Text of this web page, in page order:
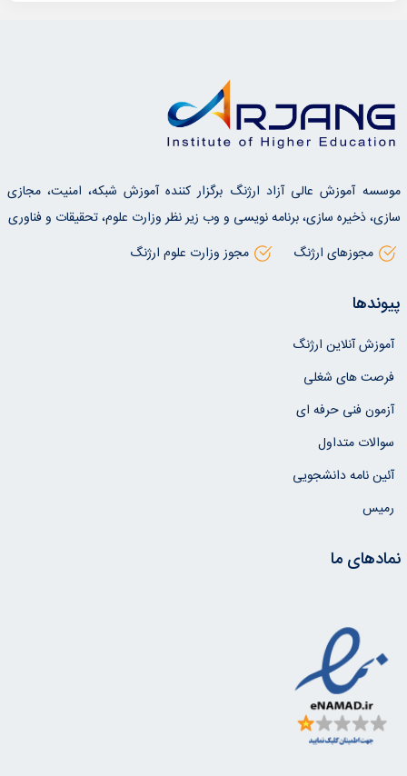
موسسه آموزش عالی آزاد ارژنگ برگزار کننده آموزش شبکه، امنیت، مجازی
سازی، ذخیره سازی، برنامه نویسی و وب زیر نظر وزارت علوم، تحقیقات و فناوری
مجوزهای ارژنگ
مجوز وزارت علوم ارژنگ
پیوندها
آموزش آنلاین ارژنگ
فرصت های شغلی
آزمون فنی حرفه ای
سوالات متداول
آئین نامه دانشجویی
رمیس
نمادهای ما